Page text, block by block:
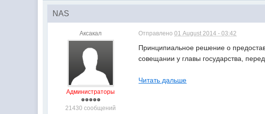
NAS
Аксакал
Администраторы
21430 сообщений
Отправлено01 August 2014 - 03:42
Принципиальное решение о
совещании у главы государства,
Читать дальше